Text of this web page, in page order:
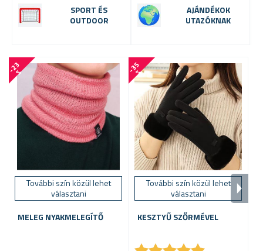
SPORT ÉS
OUTDOOR
AJÁNDÉKOK
UTAZÓKNAK
-
2
3
%
További szín közül lehet
választani
MELEG NYAKMELEGÍTŐ
-
3
5
%
További szín közül lehet
választani
KESZTYŰ SZŐRMÉVEL